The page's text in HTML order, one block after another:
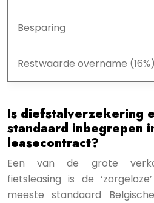
Besparing
Restwaarde overname (16%)
Is diefstalverzekering
standaard inbegrepen
leasecontract?
Een van de grote
fietsleasing is de
meeste standaard